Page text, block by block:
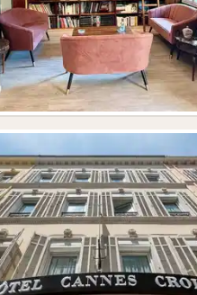
Vorheriges Bild